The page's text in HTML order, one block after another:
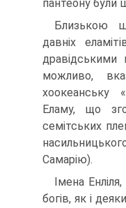
пантеону були
Близькою
давніх
дравідськими
можливо,
хоокеанську
Еламу, що
семітських
Самарію).
Імена
богів, як і